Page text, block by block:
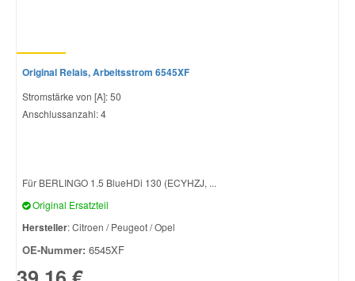
Original Relais, Arbeitsstrom 6545XF
Stromstärke von [A]: 50
Anschlussanzahl: 4
Für BERLINGO 1.5 BlueHDi 130 (ECYHZJ, ...
Original Ersatzteil
Hersteller: Citroen / Peugeot / Opel
OE-Nummer: 6545XF